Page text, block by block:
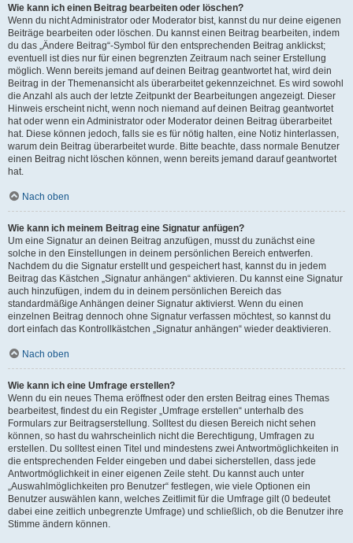
Wie kann ich einen Beitrag bearbeiten oder löschen?
Wenn du nicht Administrator oder Moderator bist, kannst du nur deine eigenen
Beiträge bearbeiten oder löschen. Du kannst einen Beitrag bearbeiten, indem
du das „Ändere Beitrag“-Symbol für den entsprechenden Beitrag anklickst;
eventuell ist dies nur für einen begrenzten Zeitraum nach seiner Erstellung
möglich. Wenn bereits jemand auf deinen Beitrag geantwortet hat, wird dein
Beitrag in der Themenansicht als überarbeitet gekennzeichnet. Es wird sowohl
die Anzahl als auch der letzte Zeitpunkt der Bearbeitungen angezeigt. Dieser
Hinweis erscheint nicht, wenn noch niemand auf deinen Beitrag geantwortet
hat oder wenn ein Administrator oder Moderator deinen Beitrag überarbeitet
hat. Diese können jedoch, falls sie es für nötig halten, eine Notiz hinterlassen,
warum dein Beitrag überarbeitet wurde. Bitte beachte, dass normale Benutzer
einen Beitrag nicht löschen können, wenn bereits jemand darauf geantwortet
hat.
Nach oben
Wie kann ich meinem Beitrag eine Signatur anfügen?
Um eine Signatur an deinen Beitrag anzufügen, musst du zunächst eine
solche in den Einstellungen in deinem persönlichen Bereich entwerfen.
Nachdem du die Signatur erstellt und gespeichert hast, kannst du in jedem
Beitrag das Kästchen „Signatur anhängen“ aktivieren. Du kannst eine Signatur
auch hinzufügen, indem du in deinem persönlichen Bereich das
standardmäßige Anhängen deiner Signatur aktivierst. Wenn du einen
einzelnen Beitrag dennoch ohne Signatur verfassen möchtest, so kannst du
dort einfach das Kontrollkästchen „Signatur anhängen“ wieder deaktivieren.
Nach oben
Wie kann ich eine Umfrage erstellen?
Wenn du ein neues Thema eröffnest oder den ersten Beitrag eines Themas
bearbeitest, findest du ein Register „Umfrage erstellen“ unterhalb des
Formulars zur Beitragserstellung. Solltest du diesen Bereich nicht sehen
können, so hast du wahrscheinlich nicht die Berechtigung, Umfragen zu
erstellen. Du solltest einen Titel und mindestens zwei Antwortmöglichkeiten in
die entsprechenden Felder eingeben und dabei sicherstellen, dass jede
Antwortmöglichkeit in einer eigenen Zeile steht. Du kannst auch unter
„Auswahlmöglichkeiten pro Benutzer“ festlegen, wie viele Optionen ein
Benutzer auswählen kann, welches Zeitlimit für die Umfrage gilt (0 bedeutet
dabei eine zeitlich unbegrenzte Umfrage) und schließlich, ob die Benutzer ihre
Stimme ändern können.